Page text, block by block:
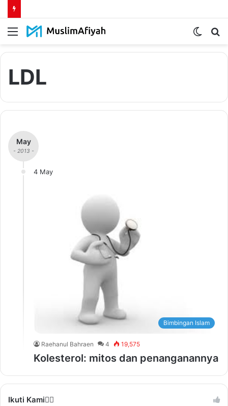
Menu
Switch
LDL
May
- 2013 -
4 May
Bimbingan Islam
Raehanul Bahraen 4 19,575
Kolesterol: mitos dan penanganannya
Ikuti Kami❤️‍🔥